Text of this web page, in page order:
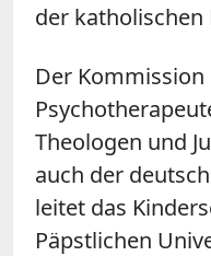
der katholischen
Der
Theologen und
auch der
leitet das
Päpstlichen